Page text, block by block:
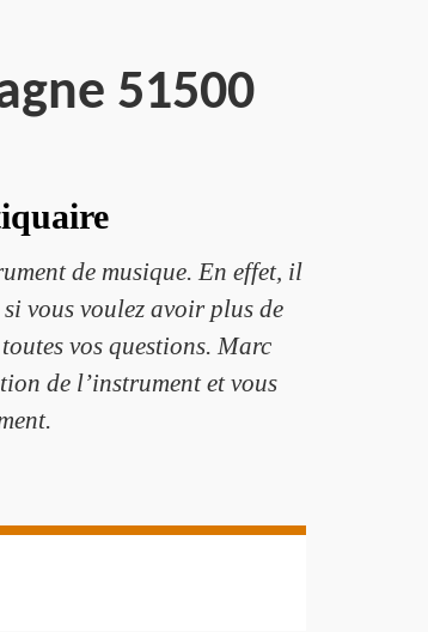
51500
de musique. En effet, il
vous voulez avoir plus de
vos questions. Marc
de l’instrument et vous